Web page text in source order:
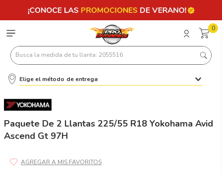
0
Busca la medida de tu llanta: 2055516
Elige el método de entrega
Paquete De 2 Llantas 225/55 R18 Yokohama Avid
Ascend Gt 97H
Términos más buscados
.